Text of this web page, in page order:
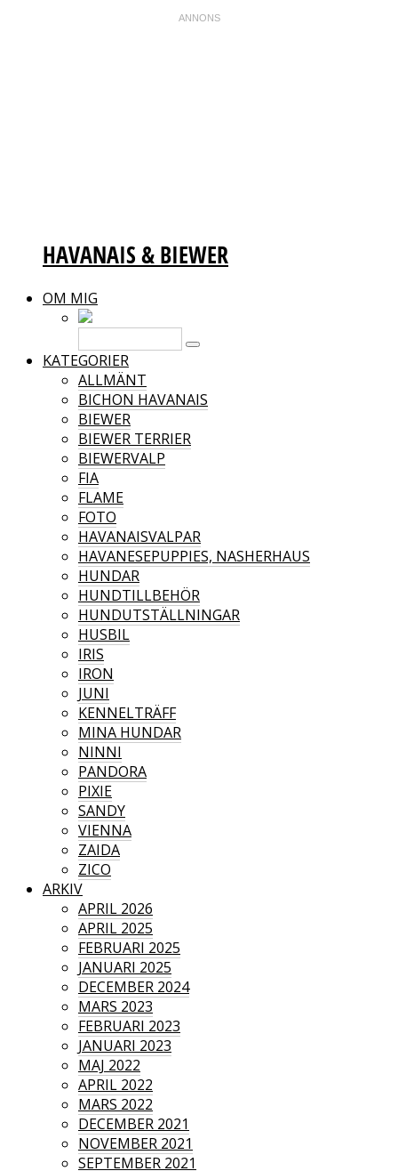
HAVANAIS & BIEWER
OM MIG
KATEGORIER
ALLMÄNT
BICHON HAVANAIS
BIEWER
BIEWER TERRIER
BIEWERVALP
FIA
FLAME
FOTO
HAVANAISVALPAR
HAVANESEPUPPIES, NASHERHAUS
HUNDAR
HUNDTILLBEHÖR
HUNDUTSTÄLLNINGAR
HUSBIL
IRIS
IRON
JUNI
KENNELTRÄFF
MINA HUNDAR
NINNI
PANDORA
PIXIE
SANDY
VIENNA
ZAIDA
ZICO
ARKIV
APRIL 2026
APRIL 2025
FEBRUARI 2025
JANUARI 2025
DECEMBER 2024
MARS 2023
FEBRUARI 2023
JANUARI 2023
MAJ 2022
APRIL 2022
MARS 2022
DECEMBER 2021
NOVEMBER 2021
SEPTEMBER 2021